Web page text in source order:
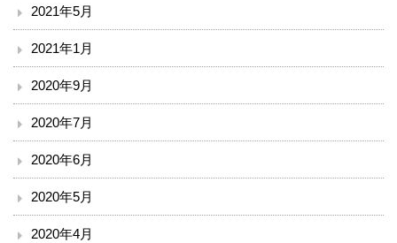
2021年5月
2021年1月
2020年9月
2020年7月
2020年6月
2020年5月
2020年4月